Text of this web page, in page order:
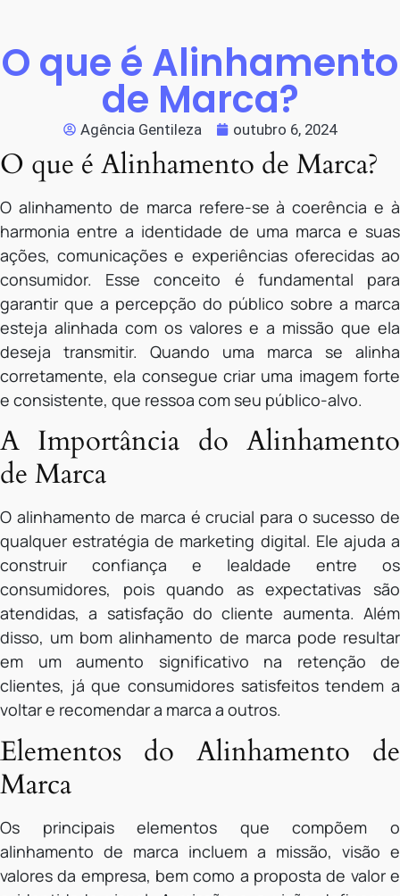
O que é Alinhamento
de Marca?
Agência Gentileza outubro 6, 2024
O que é Alinhamento de Marca?
O alinhamento de marca refere-se à coerência e à
harmonia entre a identidade de uma marca e suas
ações, comunicações e experiências oferecidas ao
consumidor. Esse conceito é fundamental para
garantir que a percepção do público sobre a marca
esteja alinhada com os valores e a missão que ela
deseja transmitir. Quando uma marca se alinha
corretamente, ela consegue criar uma imagem forte
e consistente, que ressoa com seu público-alvo.
A Importância do Alinhamento
de Marca
O alinhamento de marca é crucial para o sucesso de
qualquer estratégia de marketing digital. Ele ajuda a
construir confiança e lealdade entre os
consumidores, pois quando as expectativas são
atendidas, a satisfação do cliente aumenta. Além
disso, um bom alinhamento de marca pode resultar
em um aumento significativo na retenção de
clientes, já que consumidores satisfeitos tendem a
voltar e recomendar a marca a outros.
Elementos do Alinhamento de
Marca
Os principais elementos que compõem o
alinhamento de marca incluem a missão, visão e
valores da empresa, bem como a proposta de valor e